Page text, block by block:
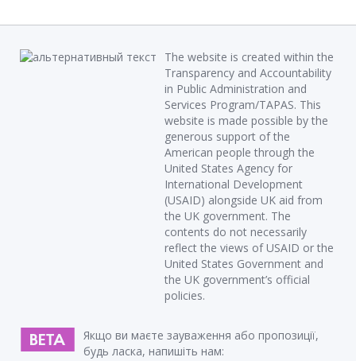
The website is created within the
Transparency and Accountability
in Public Administration and
Services Program/TAPAS. This
website is made possible by the
generous support of the
American people through the
United States Agency for
International Development
(USAID) alongside UK aid from
the UK government. The
contents do not necessarily
reflect the views of USAID or the
United States Government and
the UK government’s official
policies.
Якщо ви маєте зауваження або пропозиції,
будь ласка, напишіть нам: